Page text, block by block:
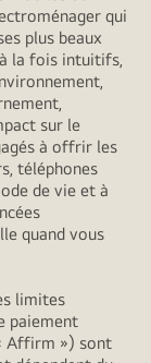
qui
plus beaux
la fois intuitifs,
sur le
à offrir les
téléphones
de vie et à
quand vous
limites
paiement
Affirm ») sont